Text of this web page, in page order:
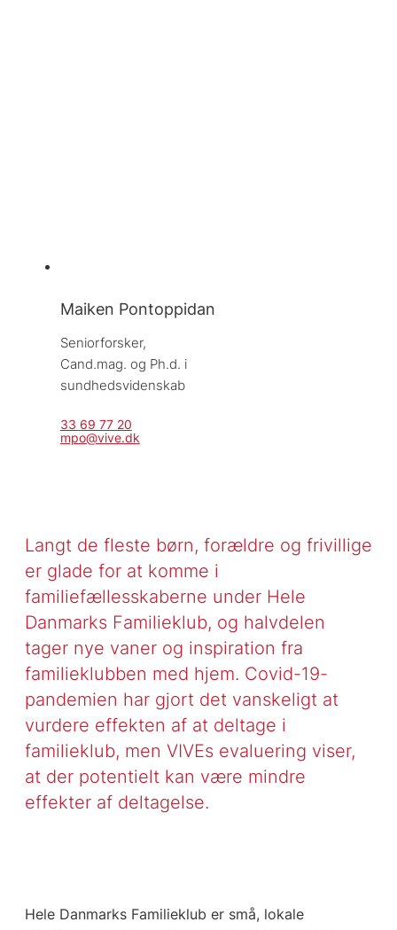
Maiken Pontoppidan
Seniorforsker,
Cand.mag. og Ph.d. i
sundhedsvidenskab
33 69 77 20
mpo@vive.dk
Langt de fleste børn, forældre og frivillige
er glade for at komme i
familiefællesskaberne under Hele
Danmarks Familieklub, og halvdelen
tager nye vaner og inspiration fra
familieklubben med hjem. Covid-19-
pandemien har gjort det vanskeligt at
vurdere effekten af at deltage i
familieklub, men VIVEs evaluering viser,
at der potentielt kan være mindre
effekter af deltagelse.
Hele Danmarks Familieklub er små, lokale